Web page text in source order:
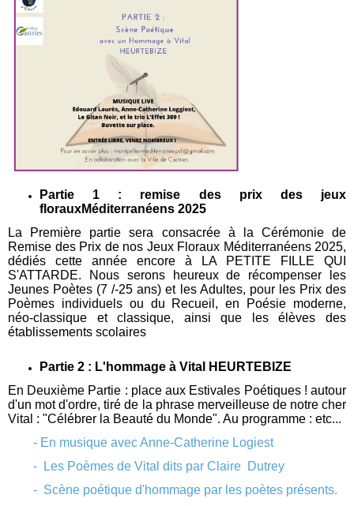
Partie 1 : remise des prix des jeux
florauxMéditerranéens 2025
La Première partie sera consacrée à la Cérémonie de
Remise des Prix de nos Jeux Floraux Méditerranéens 2025,
dédiés cette année encore à LA PETITE FILLE QUI
S'ATTARDE. Nous serons heureux de récompenser les
Jeunes Poètes (7 /-25 ans) et les Adultes, pour les Prix des
Poèmes individuels ou du Recueil, en Poésie moderne,
néo-classique et classique, ainsi que les élèves des
établissements scolaires
Partie 2 : L'hommage à Vital HEURTEBIZE
En Deuxième Partie : place aux Estivales Poétiques ! autour
d'un mot d'ordre, tiré de la phrase merveilleuse de notre cher
Vital : "Célébrer la Beauté du Monde". Au programme : etc...
- En musique avec Anne-Catherine Logiest
- Les Poèmes de Vital dits par Claire Dutrey
- Scène poétique d'hommage par les poètes présents.